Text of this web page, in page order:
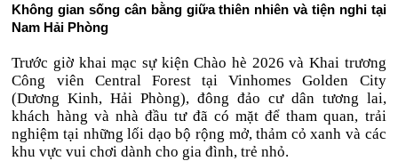
Không gian sống cân bằng giữa thiên nhiên và tiện nghi tại
Nam Hải Phòng
Trước giờ khai mạc sự kiện Chào hè 2026 và Khai trương
Công viên Central Forest tại Vinhomes Golden City
(Dương Kinh, Hải Phòng), đông đảo cư dân tương lai,
khách hàng và nhà đầu tư đã có mặt để tham quan, trải
nghiệm tại những lối dạo bộ rộng mở, thảm cỏ xanh và các
khu vực vui chơi dành cho gia đình, trẻ nhỏ.